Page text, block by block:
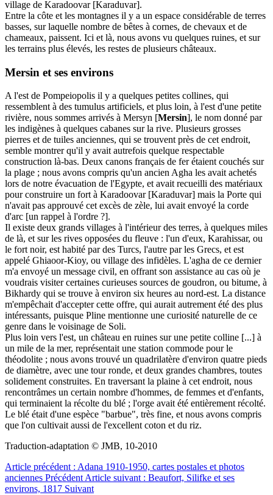
village de Karadoovar [Karaduvar].
Entre la côte et les montagnes il y a un espace considérable de terres
basses, sur laquelle nombre de bêtes à cornes, de chevaux et de
chameaux, paissent. Ici et là, nous avons vu quelques ruines, et sur
les terrains plus élevés, les restes de plusieurs châteaux.
Mersin et ses environs
A l'est de Pompeiopolis il y a quelques petites collines, qui
ressemblent à des tumulus artificiels, et plus loin, à l'est d'une petite
rivière, nous sommes arrivés à Mersyn [Mersin], le nom donné par
les indigènes à quelques cabanes sur la rive. Plusieurs grosses
pierres et de tuiles anciennes, qui se trouvent près de cet endroit,
semble montrer qu'il y avait autrefois quelque respectable
construction là-bas. Deux canons français de fer étaient couchés sur
la plage ; nous avons compris qu'un ancien Agha les avait achetés
lors de notre évacuation de l'Egypte, et avait recueilli des matériaux
pour construire un fort à Karadoovar [Karaduvar] mais la Porte qui
n'avait pas approuvé cet excès de zèle, lui avait envoyé la corde
d'arc [un rappel à l'ordre ?].
Il existe deux grands villages à l'intérieur des terres, à quelques miles
de là, et sur les rives opposées du fleuve : l'un d'eux, Karahissar, ou
le fort noir, est habité par des Turcs, l'autre par les Grecs, et est
appelé Ghiaoor-Kioy, ou village des infidèles. L'agha de ce dernier
m'a envoyé un message civil, en offrant son assistance au cas où je
voudrais visiter certaines curieuses sources de goudron, ou bitume, à
Bikhardy qui se trouve à environ six heures au nord-est. La distance
m'empêchait d'accepter cette offre, qui aurait autrement été des plus
intéressants, puisque Pline mentionne une curiosité naturelle de ce
genre dans le voisinage de Soli.
Plus loin vers l'est, un château en ruines sur une petite colline [...] à
un mile de la mer, représentait une station commode pour le
théodolite ; nous avons trouvé un quadrilatère d'environ quatre pieds
de diamètre, avec une tour ronde, et deux grandes chambres, toutes
solidement construites. En traversant la plaine à cet endroit, nous
rencontrâmes un certain nombre d'hommes, de femmes et d'enfants,
qui terminaient la récolte du blé ; l'orge avait été entièrement récolté.
Le blé était d'une espèce "barbue", très fine, et nous avons compris
que l'on cultivait aussi de l'excellent coton et du riz.
Traduction-adaptation © JMB, 10-2010
Article précédent : Adana 1910-1950, cartes postales et photos
anciennes Précédent Article suivant : Beaufort, Silifke et ses
environs, 1817 Suivant